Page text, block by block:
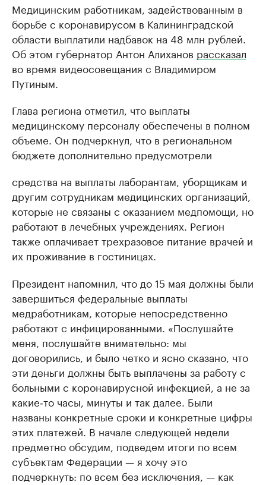
Медицинским работникам, задействованным в
борьбе с коронавирусом в Калининградской
области выплатили надбавок на 48 млн рублей.
Об этом губернатор Антон Алиханов рассказал
во время видеосовещания с Владимиром
Путиным.
Глава региона отметил, что выплаты
медицинскому персоналу обеспечены в полном
объеме. Он подчеркнул, что в региональном
бюджете дополнительно предусмотрели
средства на выплаты лаборантам, уборщикам и
другим сотрудникам медицинских организаций,
которые не связаны с оказанием медпомощи, но
работают в лечебных учреждениях. Регион
также оплачивает трехразовое питание врачей и
их проживание в гостиницах.
Президент напомнил, что до 15 мая должны были
завершиться федеральные выплаты
медработникам, которые непосредственно
работают с инфицированными. «Послушайте
меня, послушайте внимательно: мы
договорились, и было четко и ясно сказано, что
эти деньги должны быть выплачены за работу с
больными с коронавирусной инфекцией, а не за
какие‑то часы, минуты и так далее. Были
названы конкретные сроки и конкретные цифры
этих платежей. В начале следующей недели
предметно обсудим, подведем итоги по всем
субъектам Федерации — я хочу это
подчеркнуть: по всем без исключения, — как